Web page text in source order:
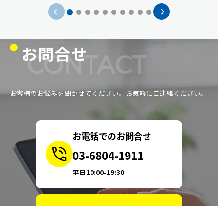
お問合せ
CONTACT
お客様のお悩みを聞かせてください。お気軽にご連絡ください。
お電話でのお問合せ
03-6804-1911
平日10:00-19:30